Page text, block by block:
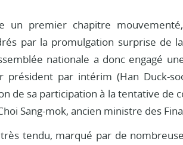
un premier chapitre
par la promulgation surprise de
nationale a donc engagé
président par intérim (Han Duck-
de sa participation à la tentative de
Sang-mok, ancien ministre des
tendu, marqué par de